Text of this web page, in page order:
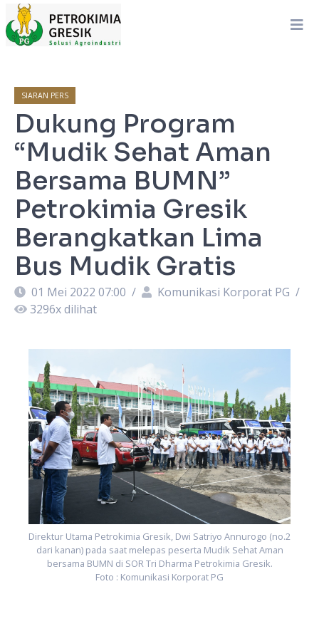
SIARAN PERS
Dukung Program
“Mudik Sehat Aman
Bersama BUMN”
Petrokimia Gresik
Berangkatkan Lima
Bus Mudik Gratis
01 Mei 2022 07:00 / Komunikasi Korporat PG /
3296x dilihat
Direktur Utama Petrokimia Gresik, Dwi Satriyo Annurogo (no.2
dari kanan) pada saat melepas peserta Mudik Sehat Aman
bersama BUMN di SOR Tri Dharma Petrokimia Gresik.
Foto : Komunikasi Korporat PG